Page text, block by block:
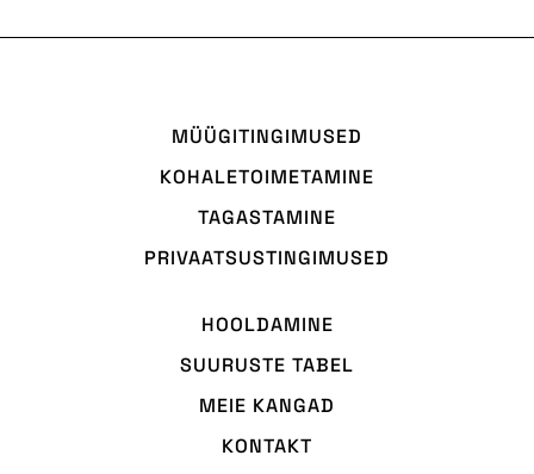
MÜÜGITINGIMUSED
KOHALETOIMETAMINE
TAGASTAMINE
PRIVAATSUSTINGIMUSED
HOOLDAMINE
SUURUSTE TABEL
MEIE KANGAD
KONTAKT